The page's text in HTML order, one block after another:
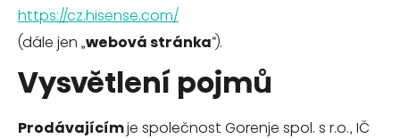
https://cz.hisense.com/
(dále jen „webová stránka“).
Vysvětlení pojmů
Prodávajícímje společnost Gorenje spol. s r.o., IČ